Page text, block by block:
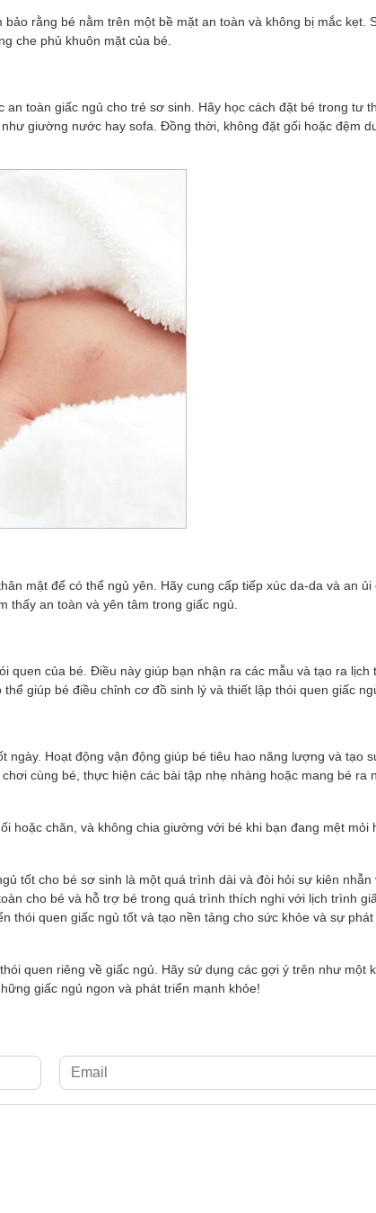
rằng bé nằm trên một bề mặt an toàn và không bị mắc kẹt.
che phủ khuôn mặt của bé.
toàn giấc ngủ cho trẻ sơ sinh. Hãy học cách đặt bé trong tư
giường nước hay sofa. Đồng thời, không đặt gối hoặc đệm
mật để có thể ngủ yên. Hãy cung cấp tiếp xúc da-da và an ủi
thấy an toàn và yên tâm trong giấc ngủ.
quen của bé. Điều này giúp bạn nhận ra các mẫu và tạo ra lịch
giúp bé điều chỉnh cơ đồ sinh lý và thiết lập thói quen giấc
Hoạt động vận động giúp bé tiêu hao năng lượng và tạo
cùng bé, thực hiện các bài tập nhẹ nhàng hoặc mang bé ra
hoặc chăn, và không chia giường với bé khi bạn đang mệt mỏi
tốt cho bé sơ sinh là một quá trình dài và đòi hỏi sự kiên nhẫn
cho bé và hỗ trợ bé trong quá trình thích nghi với lịch trình
thói quen giấc ngủ tốt và tạo nền tảng cho sức khỏe và sự phát
quen riêng về giấc ngủ. Hãy sử dụng các gợi ý trên như một
giấc ngủ ngon và phát triển mạnh khỏe!